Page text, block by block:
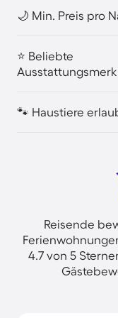
🌙 Min. Preis pro
⭐ Beliebte
🐾 Haustiere
Reisende
4.7 von 5